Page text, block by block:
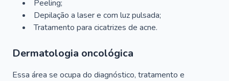
Peeling;
Depilação a laser e com luz pulsada;
Tratamento para cicatrizes de acne.
Dermatologia oncológica
Essa área se ocupa do diagnóstico, tratamento e